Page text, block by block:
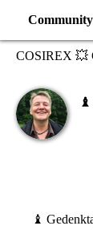
Community
COSIREX 💥
♝
♝